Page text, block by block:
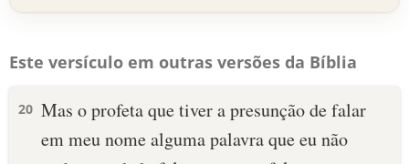
Este versículo em outras versões da Bíblia
20 Mas o profeta que tiver a presunção de falar
em meu nome alguma palavra que eu não